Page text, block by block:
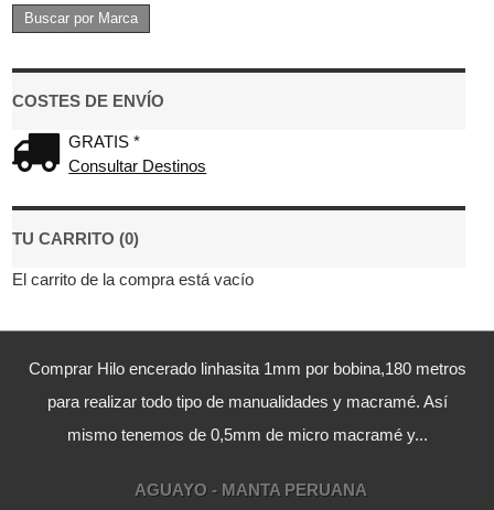
COSTES DE ENVÍO
GRATIS *
Consultar Destinos
TU CARRITO (0)
El carrito de la compra está vacío
Comprar Hilo encerado linhasita 1mm por bobina,180 metros
para realizar todo tipo de manualidades y macramé. Así
mismo tenemos de 0,5mm de micro macramé y...
AGUAYO - MANTA PERUANA